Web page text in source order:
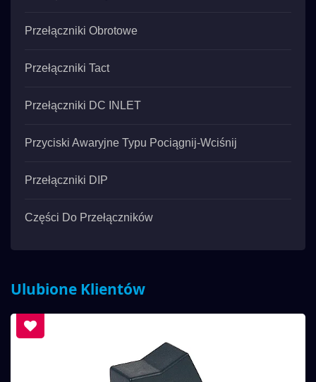
Przełączniki Obrotowe
Przełączniki Tact
Przełączniki DC INLET
Przyciski Awaryjne Typu Pociągnij-Wciśnij
Przełączniki DIP
Części Do Przełączników
Ulubione Klientów